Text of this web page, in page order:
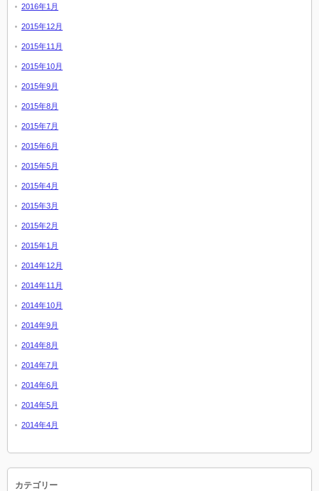
2016年1月
2015年12月
2015年11月
2015年10月
2015年9月
2015年8月
2015年7月
2015年6月
2015年5月
2015年4月
2015年3月
2015年2月
2015年1月
2014年12月
2014年11月
2014年10月
2014年9月
2014年8月
2014年7月
2014年6月
2014年5月
2014年4月
カテゴリー